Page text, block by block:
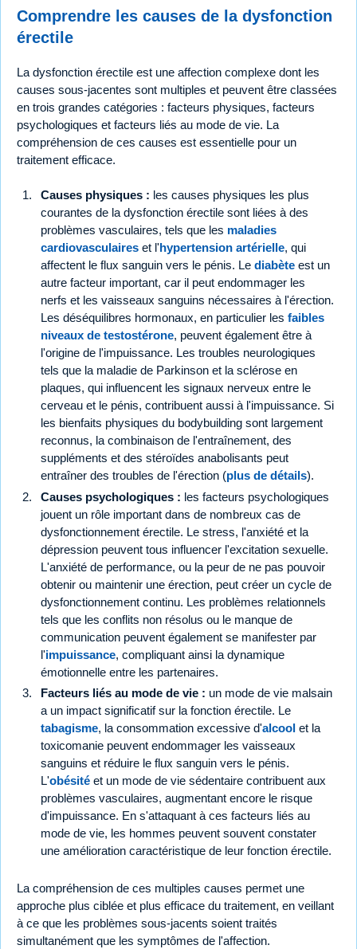
Comprendre les causes de la dysfonction
érectile
La dysfonction érectile est une affection complexe dont les
causes sous-jacentes sont multiples et peuvent être classées
en trois grandes catégories : facteurs physiques, facteurs
psychologiques et facteurs liés au mode de vie. La
compréhension de ces causes est essentielle pour un
traitement efficace.
Causes physiques : les causes physiques les plus
courantes de la dysfonction érectile sont liées à des
problèmes vasculaires, tels que les maladies
cardiovasculaires et l'hypertension artérielle, qui
affectent le flux sanguin vers le pénis. Le diabète est un
autre facteur important, car il peut endommager les
nerfs et les vaisseaux sanguins nécessaires à l'érection.
Les déséquilibres hormonaux, en particulier les faibles
niveaux de testostérone, peuvent également être à
l'origine de l'impuissance. Les troubles neurologiques
tels que la maladie de Parkinson et la sclérose en
plaques, qui influencent les signaux nerveux entre le
cerveau et le pénis, contribuent aussi à l'impuissance. Si
les bienfaits physiques du bodybuilding sont largement
reconnus, la combinaison de l'entraînement, des
suppléments et des stéroïdes anabolisants peut
entraîner des troubles de l'érection (plus de détails).
Causes psychologiques : les facteurs psychologiques
jouent un rôle important dans de nombreux cas de
dysfonctionnement érectile. Le stress, l'anxiété et la
dépression peuvent tous influencer l'excitation sexuelle.
L'anxiété de performance, ou la peur de ne pas pouvoir
obtenir ou maintenir une érection, peut créer un cycle de
dysfonctionnement continu. Les problèmes relationnels
tels que les conflits non résolus ou le manque de
communication peuvent également se manifester par
l'impuissance, compliquant ainsi la dynamique
émotionnelle entre les partenaires.
Facteurs liés au mode de vie : un mode de vie malsain
a un impact significatif sur la fonction érectile. Le
tabagisme, la consommation excessive d'alcool et la
toxicomanie peuvent endommager les vaisseaux
sanguins et réduire le flux sanguin vers le pénis.
L'obésité et un mode de vie sédentaire contribuent aux
problèmes vasculaires, augmentant encore le risque
d'impuissance. En s'attaquant à ces facteurs liés au
mode de vie, les hommes peuvent souvent constater
une amélioration caractéristique de leur fonction érectile.
La compréhension de ces multiples causes permet une
approche plus ciblée et plus efficace du traitement, en veillant
à ce que les problèmes sous-jacents soient traités
simultanément que les symptômes de l'affection.